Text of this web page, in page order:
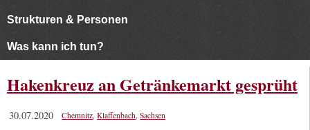
Strukturen & Personen
Was kann ich tun?
Hakenkreuz an Getränkemarkt gesprüht
30.07.2020 Chemnitz,Klaffenbach,Sachsen